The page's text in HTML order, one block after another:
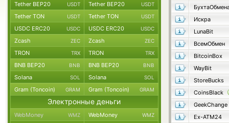
Искра
LunaBit
ВсемОбмен
BitcoinBox
WayBit
StoreBucks
CoinsBlack
GeekChange
Ex-ATM24
Tether BEP20 USDT Tether BEP20 USDT
Tether TON USDT Tether TON USDT
USDC ERC20 USDC USDC ERC20 USDC
Zcash ZEC Zcash ZEC
TRON TRX TRON TRX
BNB BEP20 BNB BNB BEP20 BNB
Solana SOL Solana SOL
Gram (Toncoin) GRAM Gram (Toncoin) GRAM
Электронные деньги
WebMoney WMZ WebMoney WMZ